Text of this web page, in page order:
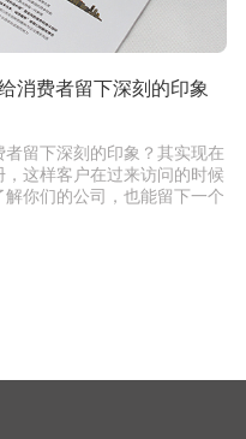
消费者留下深刻的印象
留下深刻的印象？其实现在
这样客户在过来访问的时候
你们的公司，也能留下一个